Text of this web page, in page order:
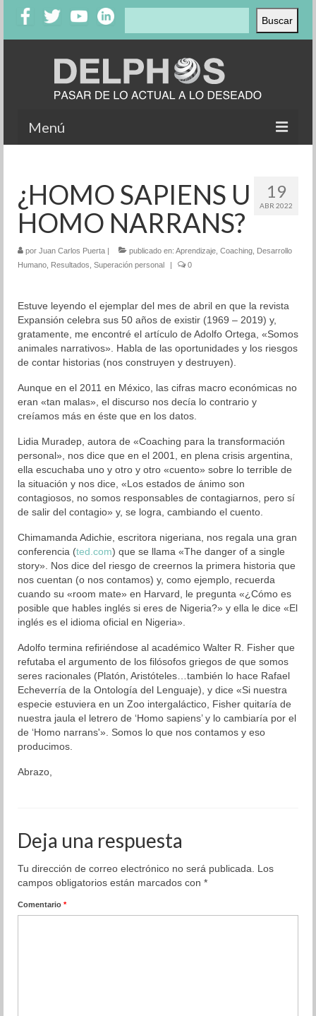
Buscar
Buscar
Menú
Nosotros
Productos
Clientes
Casos de éxito
Blog
Aprendizaje
Autoestima
Coaching
Colaboración
Comunicación
Cultura General
Desarrollo Humano
Liderazgo
Neurociencia
Organización
Resultados
Superación personal
Contacto
19
ABR 2022
¿HOMO SAPIENS U
HOMO NARRANS?
por Juan Carlos Puerta | publicado en: Aprendizaje Coaching Desarrollo
Humano Resultados Superación personal | 0
Estuve leyendo el ejemplar del mes de abril en que la revista
Expansión celebra sus 50 años de existir (1969 – 2019) y,
gratamente, me encontré el artículo de Adolfo Ortega, «Somos
animales narrativos». Habla de las oportunidades y los riesgos
de contar historias (nos construyen y destruyen).
Aunque en el 2011 en México, las cifras macro económicas no
eran «tan malas», el discurso nos decía lo contrario y
creíamos más en éste que en los datos.
Lidia Muradep, autora de «Coaching para la transformación
personal», nos dice que en el 2001, en plena crisis argentina,
ella escuchaba uno y otro y otro «cuento» sobre lo terrible de
la situación y nos dice, «Los estados de ánimo son
contagiosos, no somos responsables de contagiarnos, pero sí
de salir del contagio» y, se logra, cambiando el cuento.
Chimamanda Adichie, escritora nigeriana, nos regala una gran
conferencia (ted.com) que se llama «The danger of a single
story». Nos dice del riesgo de creernos la primera historia que
nos cuentan (o nos contamos) y, como ejemplo, recuerda
cuando su «room mate» en Harvard, le pregunta «¿Cómo es
posible que hables inglés si eres de Nigeria?» y ella le dice «El
inglés es el idioma oficial en Nigeria».
Adolfo termina refiriéndose al académico Walter R. Fisher que
refutaba el argumento de los filósofos griegos de que somos
seres racionales (Platón, Aristóteles…también lo hace Rafael
Echeverría de la Ontología del Lenguaje), y dice «Si nuestra
especie estuviera en un Zoo intergaláctico, Fisher quitaría de
nuestra jaula el letrero de ‘Homo sapiens’ y lo cambiaría por el
de ‘Homo narrans'». Somos lo que nos contamos y eso
producimos.
Abrazo,
Deja una respuesta
Tu dirección de correo electrónico no será publicada.
Los
campos obligatorios están marcados con *
Comentario *